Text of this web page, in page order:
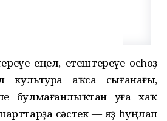
еңел, етештереүе осһоҙ
аҡса сығанағы,
булмағанлыҡтан уға хаҡ
сәстек — яҙ һуңлап